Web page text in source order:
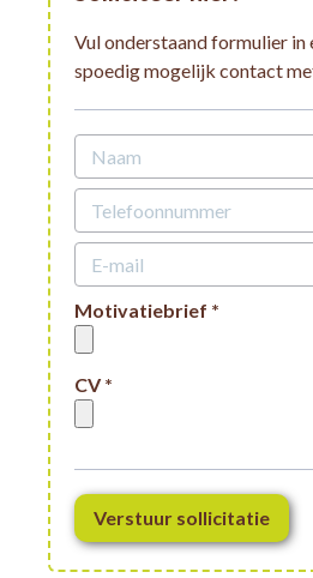
Vul onderstaand formulier in
spoedig mogelijk contact
Motivatiebrief *
CV *
Verstuur sollicitatie